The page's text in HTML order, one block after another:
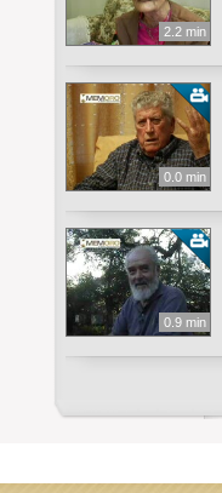
2.2 min
0.0 min
0.9 min